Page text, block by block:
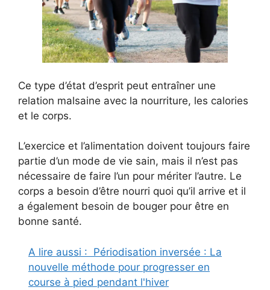
Ce type d’état d’esprit peut entraîner une
relation malsaine avec la nourriture, les calories
et le corps.
L’exercice et l’alimentation doivent toujours faire
partie d’un mode de vie sain, mais il n’est pas
nécessaire de faire l’un pour mériter l’autre. Le
corps a besoin d’être nourri quoi qu’il arrive et il
a également besoin de bouger pour être en
bonne santé.
A lire aussi : Périodisation inversée : La
nouvelle méthode pour progresser en
course à pied pendant l'hiver